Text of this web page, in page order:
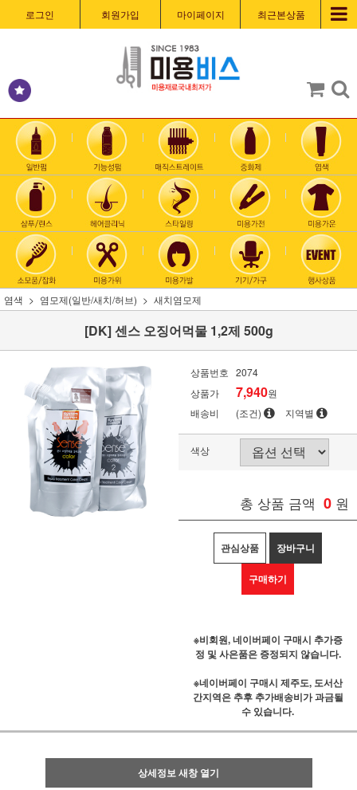
로그인 회원가입 마이페이지 최근본상품
염색 염모제(일반/새치/허브) 새치염모제
[DK] 센스 오징어먹물 1,2제 500g
상품번호 2074
상품가
7,940원
배송비
(조건) 지역별
색상
총 상품 금액 0 원
관심상품 장바구니
구매하기
※비회원, 네이버페이 구매시 추가증
정 및 사은품은 증정되지 않습니다.
※네이버페이 구매시 제주도, 도서산
간지역은 추후 추가배송비가 과금될
수 있습니다.
상세정보 새창 열기